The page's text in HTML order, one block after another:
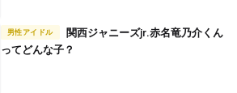
男性アイドル
ってどんな子？